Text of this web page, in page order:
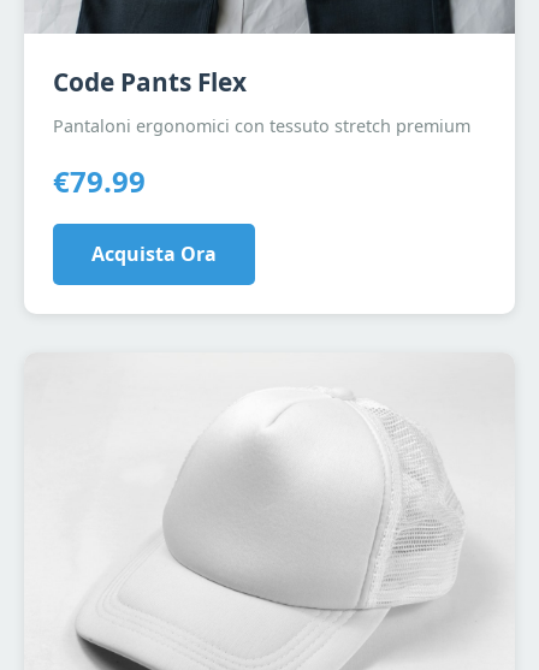
Code Pants Flex
Pantaloni ergonomici con tessuto stretch premium
€79.99
Acquista Ora